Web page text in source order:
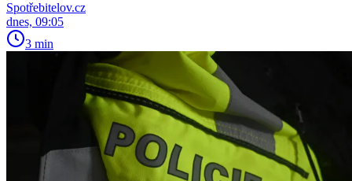
Spotřebitelov.cz
dnes, 09:05
3 min